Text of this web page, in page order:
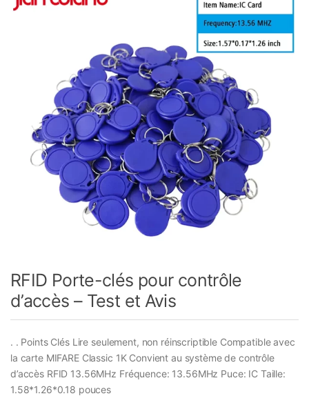
RFID Porte-clés pour contrôle
d’accès – Test et Avis
. . Points Clés Lire seulement, non réinscriptible Compatible avec
la carte MIFARE Classic 1K Convient au système de contrôle
d’accès RFID 13.56MHz Fréquence: 13.56MHz Puce: IC Taille:
1.58*1.26*0.18 pouces